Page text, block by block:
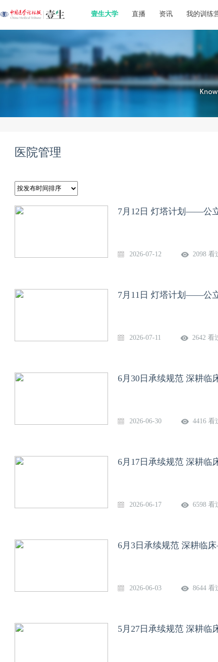
壹生大学 直播 资讯 我的训练
医院管理
7月12日 灯塔计划——公
2026-07-12 2098 看
7月11日 灯塔计划——公
2026-07-11 2642 看
6月30日承续规范 深耕
2026-06-30 4416 看
6月17日承续规范 深耕
2026-06-17 6598 看
6月3日承续规范 深耕临
2026-06-03 8644 看
5月27日承续规范 深耕